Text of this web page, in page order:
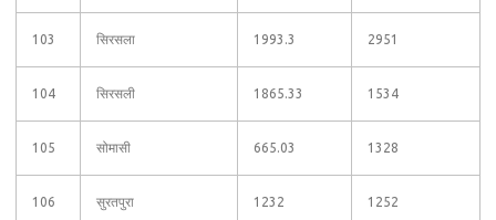
103 सिरसला 1993.3 2951
104 सिरसली 1865.33 1534
105 सोमासी 665.03 1328
106 सुरतपुरा 1232 1252